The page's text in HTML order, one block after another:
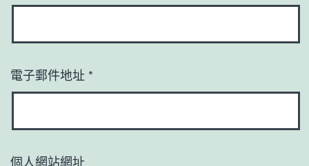
電子郵件地址 *
個人網站網址